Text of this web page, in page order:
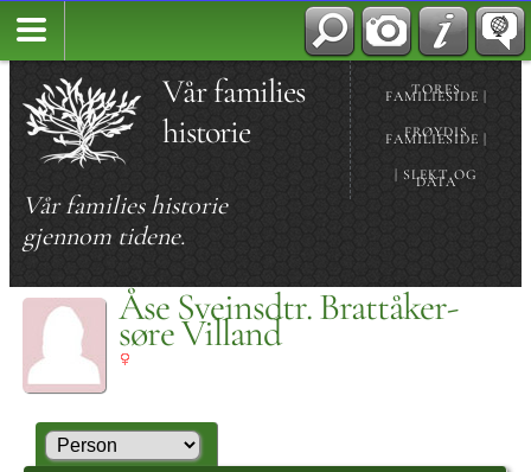
Vår families
historie
Vår families historie
gjennom tidene.
TORES
FAMILIESIDE |
FRØYDIS
FAMILIESIDE |
| SLEKT OG
DATA
Åse Sveinsdtr. Brattåker-
søre Villand